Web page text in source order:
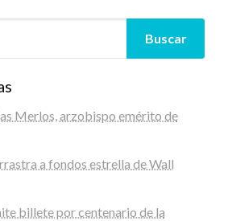
Buscar
Merlos, arzobispo emérito de
a fondos estrella de Wall
billete por centenario de la